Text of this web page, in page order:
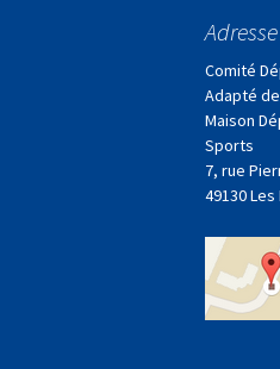
articlesComité
Adapté
Maison
Sports
7, rue
49130